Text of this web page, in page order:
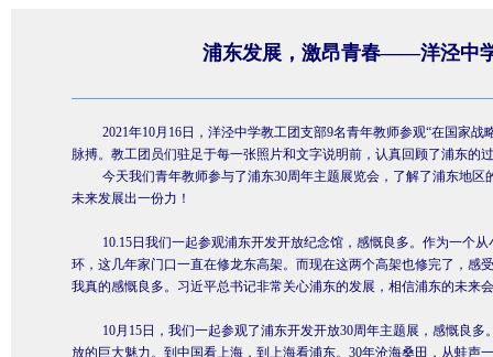
浦东发展，激昂青春——洋泾中
2021年10月 16日，洋泾中学教工团支部9名青年教师参观“在国家
脉搏。教工团员们驻足于每一张照片和文字说明前，认真回顾了浦东的
今天我们青年教师参与了浦东30周年主题展览会，了解了浦东地
未来发展出一份力！
10.15日我们一起参观浦东开发开放纪念馆，感慨良多。作为一个
环，这几年家门口一直在修龙东高架。而现在这两个高架也修完了，
我真的感慨良多。习近平总书记非常关心浦东的发展，相信浦东的未来
10月 15日，我们一起参观了浦东开发开放30周年主题展，感慨良多
放的巨大魅力。到中国看上海，到上海看浦东。 30年沧海桑田，从蛙声